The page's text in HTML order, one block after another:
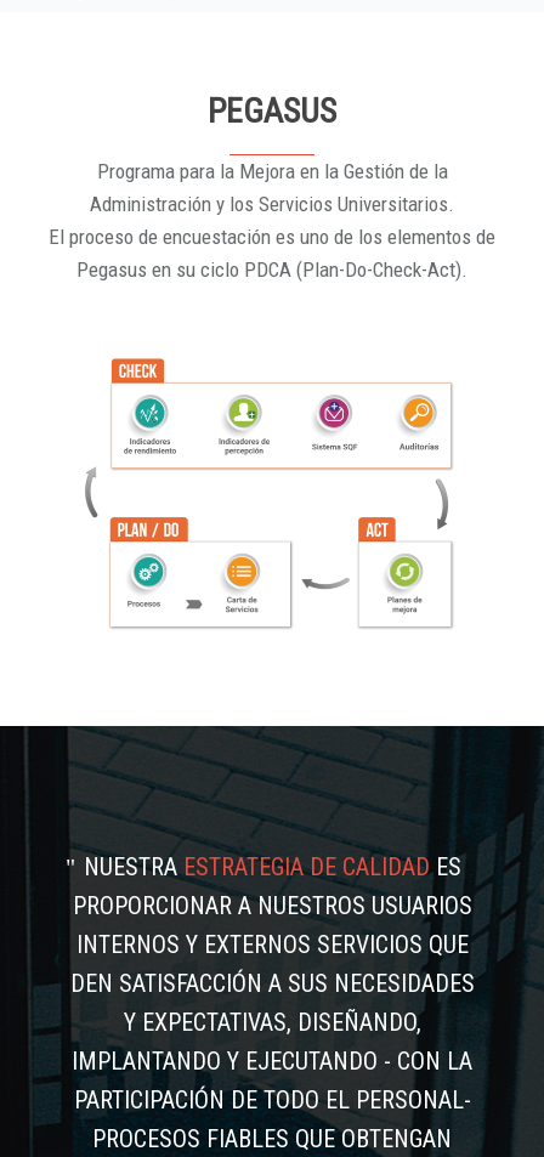
PEGASUS
Programa para la Mejora en la Gestión de la
Administración y los Servicios Universitarios.
El proceso de encuestación es uno de los elementos de
Pegasus en su ciclo PDCA (Plan-Do-Check-Act).
NUESTRAESTRATEGIA DE CALIDADES
PROPORCIONAR A NUESTROS USUARIOS
INTERNOS Y EXTERNOS SERVICIOS QUE
DEN SATISFACCIÓN A SUS NECESIDADES
Y EXPECTATIVAS, DISEÑANDO,
IMPLANTANDO Y EJECUTANDO - CON LA
PARTICIPACIÓN DE TODO EL PERSONAL-
PROCESOS FIABLES QUE OBTENGAN